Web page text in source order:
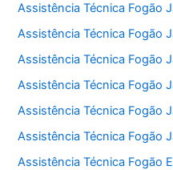
Assistência Técnica Fogão
Assistência Técnica Fogão
Assistência Técnica Fogão
Assistência Técnica Fogão
Assistência Técnica Fogão
Assistência Técnica Fogão
Assistência Técnica Fogão